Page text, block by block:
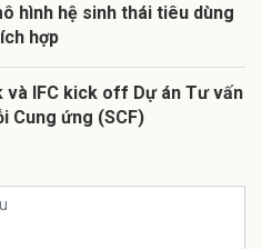
hình hệ sinh thái tiêu dùng
hợp
và IFC kick off Dự án Tư vấn
Cung ứng (SCF)